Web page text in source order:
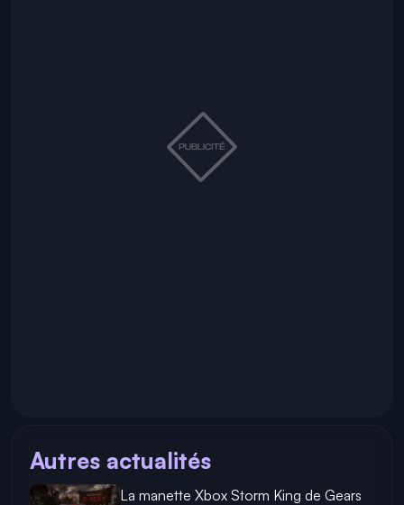
Autres actualités
La manette Xbox Storm King de Gears